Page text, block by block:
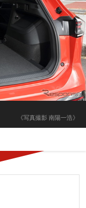
《写真撮影 南陽一浩》